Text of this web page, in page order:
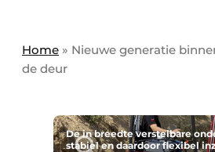
Direct contact
Evenement aanmelden
groenprofessional
Meest gelezen
Home » Nieuwe generatie
de deur
De in breedte verstelbare
stabiel en daardoor flexibel